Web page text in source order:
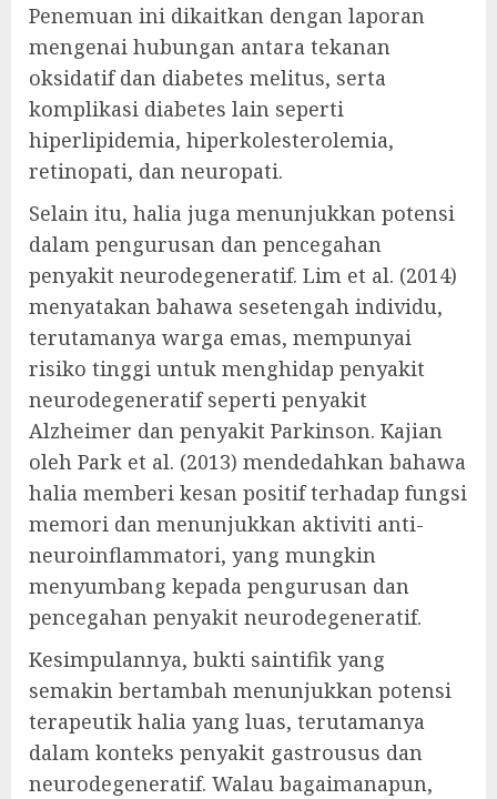
Penemuan ini dikaitkan dengan laporan
mengenai hubungan antara tekanan
oksidatif dan diabetes melitus, serta
komplikasi diabetes lain seperti
hiperlipidemia, hiperkolesterolemia,
retinopati, dan neuropati.
Selain itu, halia juga menunjukkan potensi
dalam pengurusan dan pencegahan
penyakit neurodegeneratif. Lim et al. (2014)
menyatakan bahawa sesetengah individu,
terutamanya warga emas, mempunyai
risiko tinggi untuk menghidap penyakit
neurodegeneratif seperti penyakit
Alzheimer dan penyakit Parkinson. Kajian
oleh Park et al. (2013) mendedahkan bahawa
halia memberi kesan positif terhadap fungsi
memori dan menunjukkan aktiviti anti-
neuroinflammatori, yang mungkin
menyumbang kepada pengurusan dan
pencegahan penyakit neurodegeneratif.
Kesimpulannya, bukti saintifik yang
semakin bertambah menunjukkan potensi
terapeutik halia yang luas, terutamanya
dalam konteks penyakit gastrousus dan
neurodegeneratif. Walau bagaimanapun,